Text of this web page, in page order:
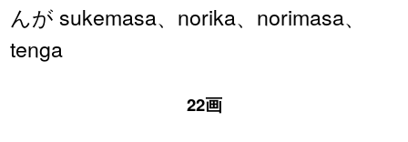
んが sukemasa、norika、norimasa、
tenga
22画